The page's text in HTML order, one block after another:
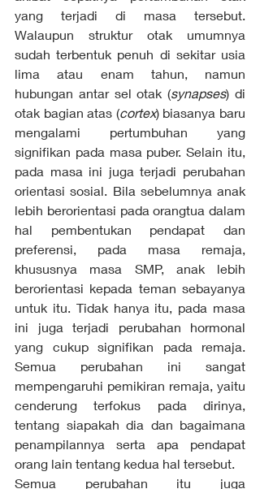
yang terjadi di masa tersebut.
Walaupun struktur otak umumnya
sudah terbentuk penuh di sekitar usia
lima atau enam tahun, namun
hubungan antar sel otak (synapses) di
otak bagian atas (cortex) biasanya baru
mengalami pertumbuhan yang
signifikan pada masa puber. Selain itu,
pada masa ini juga terjadi perubahan
orientasi sosial. Bila sebelumnya anak
lebih berorientasi pada orangtua dalam
hal pembentukan pendapat dan
preferensi, pada masa remaja,
khususnya masa SMP, anak lebih
berorientasi kepada teman sebayanya
untuk itu. Tidak hanya itu, pada masa
ini juga terjadi perubahan hormonal
yang cukup signifikan pada remaja.
Semua perubahan ini sangat
mempengaruhi pemikiran remaja, yaitu
cenderung terfokus pada dirinya,
tentang siapakah dia dan bagaimana
penampilannya serta apa pendapat
orang lain tentang kedua hal tersebut.
Semua perubahan itu juga